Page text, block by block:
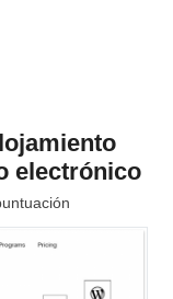
electrónico